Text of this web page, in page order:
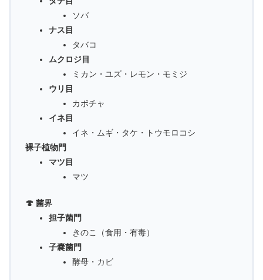
ソバ
ナス目
タバコ
ムクロジ目
ミカン・ユズ・レモン・モミジ
ウリ目
カボチャ
イネ目
イネ・ムギ・タケ・トウモロコシ
裸子植物門
マツ目
マツ
🍄 菌界
担子菌門
きのこ（食用・有毒）
子嚢菌門
酵母・カビ